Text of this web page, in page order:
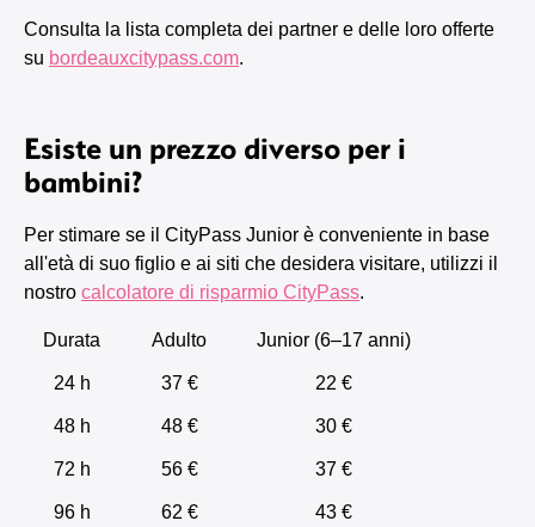
Consulta la lista completa dei partner e delle loro offerte
su bordeauxcitypass.com.
Esiste un prezzo diverso per i
bambini?
Per stimare se il CityPass Junior è conveniente in base
all'età di suo figlio e ai siti che desidera visitare, utilizzi il
nostro calcolatore di risparmio CityPass.
Durata Adulto Junior (6–17 anni)
24 h 37 € 22 €
48 h 48 € 30 €
72 h 56 € 37 €
96 h 62 € 43 €